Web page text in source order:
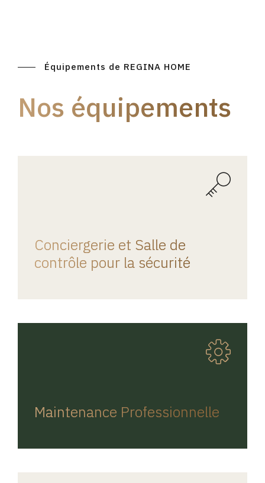
Équipements de REGINA HOME
Nos équipements
Conciergerie et Salle de
contrôle pour la sécurité
Maintenance Professionnelle